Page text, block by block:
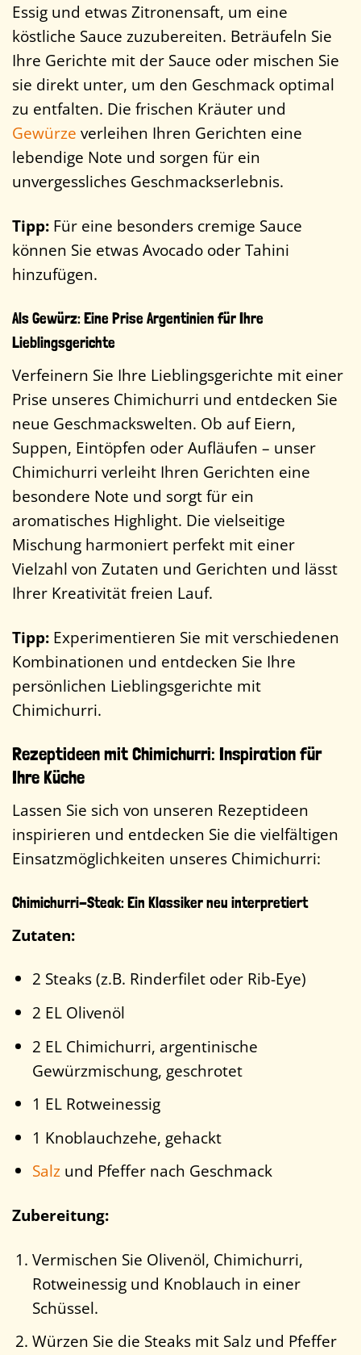
Essig und etwas Zitronensaft, um eine
köstliche Sauce zuzubereiten. Beträufeln Sie
Ihre Gerichte mit der Sauce oder mischen Sie
sie direkt unter, um den Geschmack optimal
zu entfalten. Die frischen Kräuter und
Gewürze verleihen Ihren Gerichten eine
lebendige Note und sorgen für ein
unvergessliches Geschmackserlebnis.
Tipp: Für eine besonders cremige Sauce
können Sie etwas Avocado oder Tahini
hinzufügen.
Als Gewürz: Eine Prise Argentinien für Ihre
Lieblingsgerichte
Verfeinern Sie Ihre Lieblingsgerichte mit einer
Prise unseres Chimichurri und entdecken Sie
neue Geschmackswelten. Ob auf Eiern,
Suppen, Eintöpfen oder Aufläufen – unser
Chimichurri verleiht Ihren Gerichten eine
besondere Note und sorgt für ein
aromatisches Highlight. Die vielseitige
Mischung harmoniert perfekt mit einer
Vielzahl von Zutaten und Gerichten und lässt
Ihrer Kreativität freien Lauf.
Tipp: Experimentieren Sie mit verschiedenen
Kombinationen und entdecken Sie Ihre
persönlichen Lieblingsgerichte mit
Chimichurri.
Rezeptideen mit Chimichurri: Inspiration für
Ihre Küche
Lassen Sie sich von unseren Rezeptideen
inspirieren und entdecken Sie die vielfältigen
Einsatzmöglichkeiten unseres Chimichurri:
Chimichurri-Steak: Ein Klassiker neu interpretiert
Zutaten:
2 Steaks (z.B. Rinderfilet oder Rib-Eye)
2 EL Olivenöl
2 EL Chimichurri, argentinische
Gewürzmischung, geschrotet
1 EL Rotweinessig
1 Knoblauchzehe, gehackt
Salzund Pfeffer nach Geschmack
Zubereitung:
Vermischen Sie Olivenöl, Chimichurri,
Rotweinessig und Knoblauch in einer
Schüssel.
Würzen Sie die Steaks mit Salz und Pfeffer